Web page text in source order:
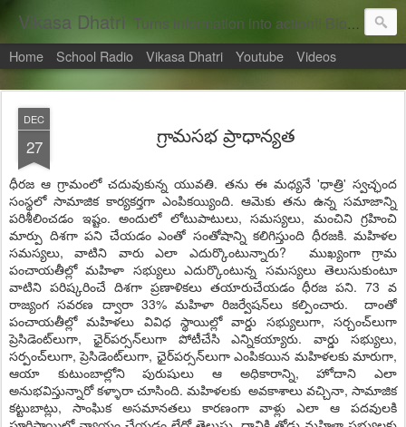
Vikasa Dhatri Turns information into action!! Blogs on Sustainability
Home School Radio Vikasa Dhatri Youtube Videos
DEC
27 గ్రామసభ ప్రాధాన్యత
ధీరజ ఆ గ్రామంలో చదువుకున్న యువతి. తను ఈ మధ్యనే 'ధాత్రి' స్వచ్ఛంద
సంస్థలో సామాజిక కార్యకర్తగా ఎంపికయ్యింది. ఆమెకు తను ఉన్న సమాజాన్ని
పరిశీలించడం ఇష్టం. అందులో లోటుపాటులు, సమస్యలు, మంచిని గ్రహించి
మార్పు దిశగా పని చేయడం ఎంతో సంతోషాన్ని కలిగిస్తుంది ధీరజకి. మహిళల
సమస్యలు, వాటిని వారు ఎలా ఎదుర్కొంటున్నారు? ముఖ్యంగా గ్రామ
పంచాయతీల్లో మహిళా సభ్యులు ఎదుర్కొంటున్న సమస్యలు తెలుసుకుంటూ
వాటిని పరిష్కరించే దిశగా ప్రణాళికలు తయారుచేయడం ధీరజ పని. 73 వ
రాజ్యంగ సవరణ ద్వారా 33% మహిళా రిజర్వేషన్‌లు కల్పించారు. దాంతో
పంచాయతీల్లో మహిళలు వివిధ స్థాయిల్లో వార్డు సభ్యులుగా, సర్చంచ్‌లుగా
ప్రెసిడెంట్‌లుగా, ఛైర్‌పర్సన్‌లుగా పోటీచేసి ఎన్నికయ్యారు. వార్డు సభ్యులు,
సర్పంచ్‌లుగా, ప్రెసిడెంట్‌లుగా, ఛైర్‌పర్సన్‌లుగా ఎంపికయిన మహిళలకు మారుగా,
ఆయా కుటుంబాల్లోని పురుషులు ఆ అధికారాన్ని, హోదాని ఎలా
అనుభవిస్తున్నారో కళ్ళారా చూసింది. మహిళలకు అవకాశాలు వచ్చినా, సామాజిక
కట్టుబాట్లు, సాంఘిక అసమానతలు కారణంగా వాళ్లు ఎలా ఆ పదవులకి